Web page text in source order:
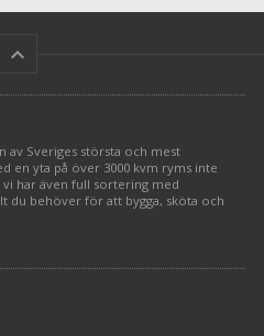
keyboard_arrow_up
av Sveriges största och mest
en yta på över 3000 kvm ryms inte
vi har även full sortering med
du behöver för att bygga, sköta och